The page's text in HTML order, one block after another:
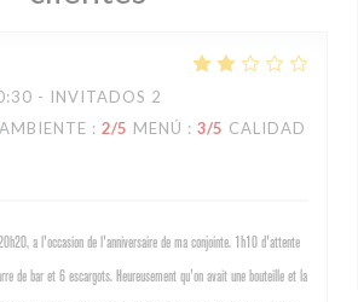
- INVITADOS 2
AMBIENTE : 2/5 MENÚ : 3/5 CALIDAD
a l'occasion de l'anniversaire de ma conjointe. 1h10 d'attente
de bar et 6 escargots. Heureusement qu'on avait une bouteille et la